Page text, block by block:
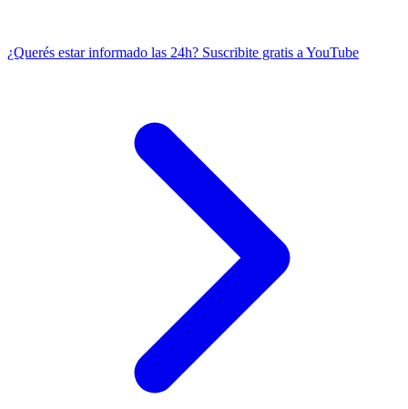
¿Querés estar informado las 24h? Suscribite gratis a YouTube